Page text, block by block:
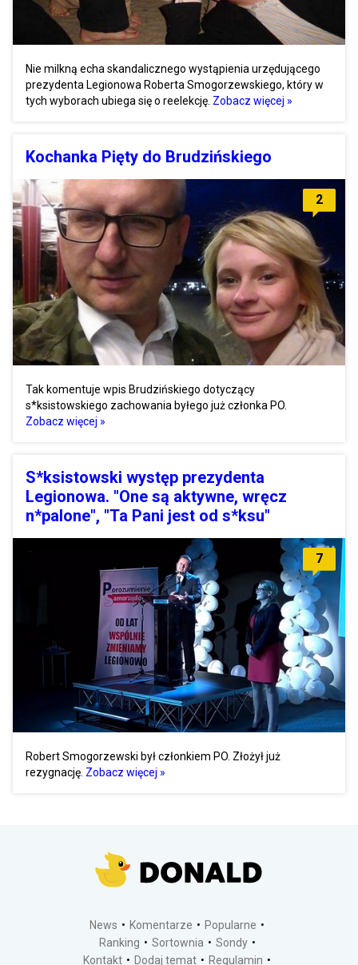
Nie milkną echa skandalicznego wystąpienia urzędującego
prezydenta Legionowa Roberta Smogorzewskiego, który w
tych wyborach ubiega się o reelekcję. Zobacz więcej »
Kochanka Pięty do Brudzińskiego
2
Tak komentuje wpis Brudzińskiego dotyczący
s*ksistowskiego zachowania byłego już członka PO.
Zobacz więcej »
S*ksistowski występ prezydenta
Legionowa. "One są aktywne, wręcz
n*palone", "Ta Pani jest od s*ksu"
7
Robert Smogorzewski był członkiem PO. Złożył już
rezygnację. Zobacz więcej »
News Komentarze
Popularne
Ranking
Sortownia
Sondy
Kontakt
Dodaj temat Regulamin